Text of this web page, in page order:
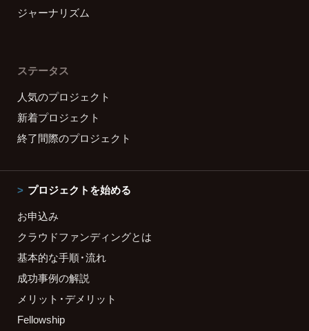
ジャーナリズム
ステータス
人気のプロジェクト
新着プロジェクト
終了間際のプロジェクト
プロジェクトを始める
お申込み
クラウドファンディングとは
基本的な手順・流れ
成功事例の解説
メリット・デメリット
Fellowship